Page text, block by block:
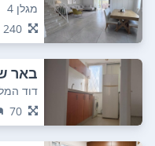
מגלן 4
240
באר
דוד המלך
70